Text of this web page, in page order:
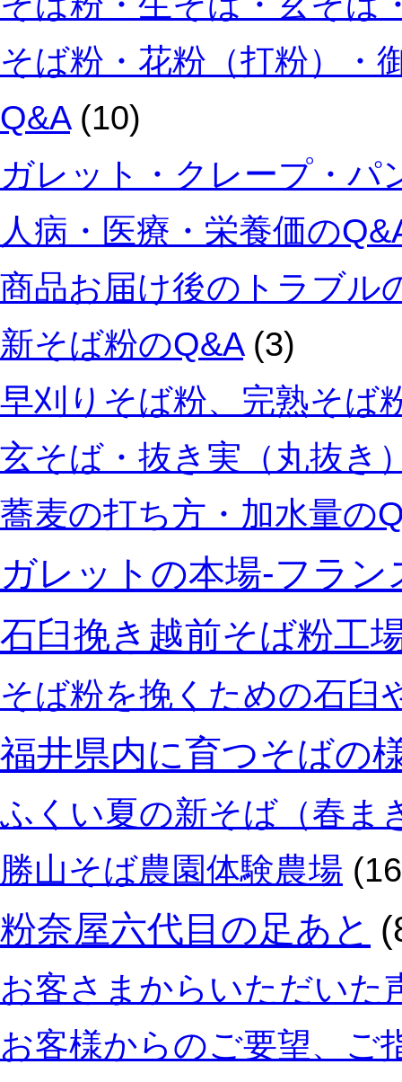
そば粉・花粉（打粉）・
Q&A(10)
ガレット・クレープ・パ
人病・医療・栄養価の
商品お届け後のトラブル
新そば粉のQ&A(3)
早刈りそば粉、完熟そば
玄そば・抜き実（丸抜き
蕎麦の打ち方・加水量の
ガレットの本場‐フラ
石臼挽き越前そば粉工
そば粉を挽くための石臼
福井県内に育つそばの
ふくい夏の新そば（春ま
勝山そば農園体験農場
粉奈屋六代目の足あと
お客さまからいただいた
お客様からのご要望、ご